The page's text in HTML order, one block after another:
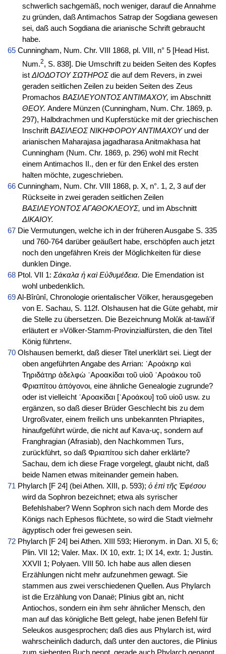
schwerlich sachgemäß, noch weniger, darauf die Annahme
zu gründen, daß Antimachos Satrap der Sogdiana gewesen
sei, daß auch Sogdiana die arianische Schrift gebraucht
habe.
65Cunningham, Num. Chr. VIII 1868, pl. VIII, n° 5 [Head Hist.
Num.2, S. 838]. Die Umschrift zu beiden Seiten des Kopfes
ist ΔΙΟΔΟΤΟΥ ΣΩΤΗΡΟΣdie auf dem Revers, in zwei
geraden seitlichen Zeilen zu beiden Seiten des Zeus
Promachos ΒΑΣΙΛΕΥΟΝΤΟΣ ΑΝΤΙΜΑΧΟΥ, im Abschnitt
ΘΕΟΥ. Andere Münzen (Cunningham, Num. Chr. 1869, p.
297), Halbdrachmen und Kupferstücke mit der griechischen
InschriftΒΑΣΙΛΕΟΣ ΝΙΚΗΦΟΡΟΥ ΑΝΤΙΜΑΧΟΥund der
arianischen Maharajasa jagadharasa Anitmakhasa hat
Cunningham (Num. Chr. 1869, p. 296) wohl mit Recht
einem Antimachos II., den er für den Enkel des ersten
halten möchte, zugeschrieben.
66Cunningham, Num. Chr. VIII 1868, p. X, n°. 1, 2, 3 auf der
Rückseite in zwei geraden seitlichen Zeilen
ΒΑΣΙΛΕΥΟΝΤΟΣ ΑΓΑΘΟΚΛΕΟΥΣ, und im Abschnitt
ΔΙΚΑΙΟΥ.
67Die Vermutungen, welche ich in der früheren Ausgabe S. 335
und 760-764 darüber geäußert habe, erschöpfen auch jetzt
noch den ungefähren Kreis der Möglichkeiten für diese
dunklen Dinge.
68Ptol. VII 1: Σάκαλα ἡ καὶ Εὐϑυμέδεια. Die Emendation ist
wohl unbedenklich.
69Al-Bîrûnî, Chronologie orientalischer Völker, herausgegeben
von E. Sachau, S. 112f. Olshausen hat die Güte gehabt, mir
die Stelle zu übersetzen. Die Bezeichnung Molûk at-tawâ'if
erläutert er »Völker-Stamm-Provinzialfürsten, die den Titel
König führten«.
70Olshausen bemerkt, daß dieser Titel unerklärt sei. Liegt der
oben angeführten Angabe des Arrian: ᾽Αροάκηρ καὶ
Τηριδάτηρ ἀδελφὼ ᾽Αροακίδαι τοῦ υἱοῦ ᾽Αροάκου τοῦ
Φριαπίτου ἀπόγονοι, eine ähnliche Genealogie zugrunde?
oder ist vielleicht ᾽Αροακίδαι [᾽Αροάκου] τοῦ υἱοῦ usw. zu
ergänzen, so daß dieser Brüder Geschlecht bis zu dem
Urgroßvater, einem freilich uns unbekannten Phriapites,
hinaufgeführt würde, die nicht auf Kava-uç, sondern auf
Franghragian (Afrasiab), den Nachkommen Turs,
zurückführt, so daß Φριαπίτου sich daher erklärte?
Sachau, dem ich diese Frage vorgelegt, glaubt nicht, daß
beide Namen etwas miteinander gemein haben.
71 Phylarch [F 24] (bei Athen. XIII, p. 593); ὁ ἐπὶ τῆς Ἐφέσου
wird da Sophron bezeichnet; etwa als syrischer
Befehlshaber? Wenn Sophron sich nach dem Morde des
Königs nach Ephesos flüchtete, so wird die Stadt vielmehr
ägyptisch oder frei gewesen sein.
72Phylarch [F 24] bei Athen. XIII 593; Hieronym. in Dan. XI 5, 6;
Plin. VII 12; Valer. Max. IX 10, extr. 1; IX 14, extr. 1; Justin.
XXVII 1; Polyaen. VIII 50. Ich habe aus allen diesen
Erzählungen nicht mehr aufzunehmen gewagt. Sie
stammen aus zwei verschiedenen Quellen. Aus Phylarch
ist die Erzählung von Danaë; Plinius gibt an, nicht
Antiochos, sondern ein ihm sehr ähnlicher Mensch, den
man auf das königliche Bett gelegt, habe jenen Befehl für
Seleukos ausgesprochen; daß dies aus Phylarch ist, wird
wahrscheinlich dadurch, daß unter den auctores, die Plinius